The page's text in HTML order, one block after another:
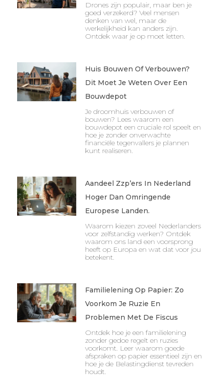
Drones zijn populair, maar ben je
goed verzekerd? Veel mensen
denken van wel, maar de
werkelijkheid kan anders zijn.
Ontdek waar je op moet letten.
Huis Bouwen Of Verbouwen?
Dit Moet Je Weten Over Een
Bouwdepot
Je droomhuis verbouwen of
bouwen? Lees waarom een
bouwdepot een cruciale rol speelt en
hoe je zonder onverwachte
financiële tegenvallers je plannen
kunt realiseren.
Aandeel Zzp’ers In Nederland
Hoger Dan Omringende
Europese Landen.
Waarom kiezen zoveel Nederlanders
voor zelfstandig werken? Ontdek
waarom ons land een voorsprong
heeft op Europa en wat dat voor jou
betekent.
Familielening Op Papier: Zo
Voorkom Je Ruzie En
Problemen Met De Fiscus
Ontdek hoe je een familielening
zonder gedoe regelt en ruzies
voorkomt. Leer waarom goede
afspraken op papier essentieel zijn en
hoe je de Belastingdienst tevreden
houdt.